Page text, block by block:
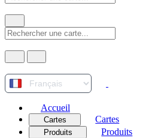
Accueil
Cartes Cartes
Produits Produits